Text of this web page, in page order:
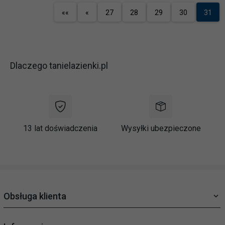
«« « 27 28 29 30 31
Dlaczego tanielazienki.pl
13 lat doświadczenia Wysyłki ubezpieczone
Obsługa klienta